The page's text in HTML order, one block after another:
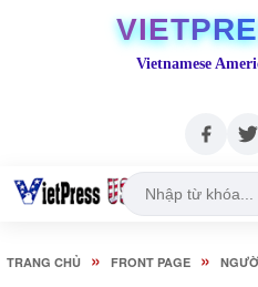
Vietnamese
TRANG CHỦ » FRONT PAGE »